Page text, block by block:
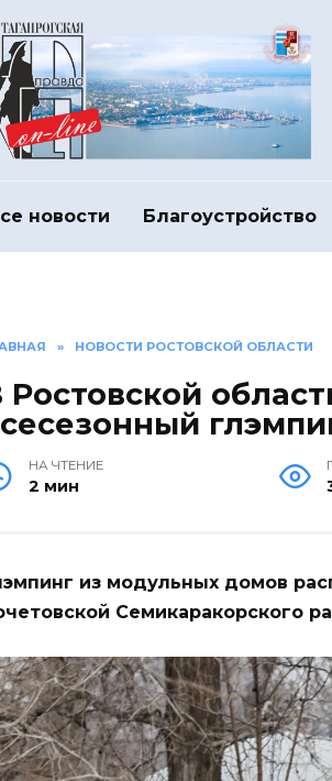
новости Благоустройство
» НОВОСТИ РОСТОВСКОЙ ОБЛАСТИ
Ростовской
НА ЧТЕНИЕ
2 мин
из модульных домов
Семикаракорского